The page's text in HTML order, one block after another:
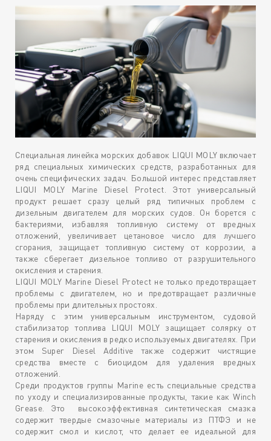
Специальная линейка морских добавок LIQUI MOLY включает
ряд специальных химических средств, разработанных для
очень специфических задач. Большой интерес представляет
LIQUI MOLY Marine Diesel Protect. Этот универсальный
продукт решает сразу целый ряд типичных проблем с
дизельным двигателем для морских судов. Он борется с
бактериями, избавляя топливную систему от вредных
отложений, увеличивает цетановое число для лучшего
сгорания, защищает топливную систему от коррозии, а
также сберегает дизельное топливо от разрушительного
окисления и старения.
LIQUI MOLY Marine Diesel Protect не только предотвращает
проблемы с двигателем, но и предотвращает различные
проблемы при длительных простоях.
Наряду с этим универсальным инструментом, судовой
стабилизатор топлива LIQUI MOLY защищает солярку от
старения и окисления в редко используемых двигателях. При
этом Super Diesel Additive также содержит чистящие
средства вместе с биоцидом для удаления вредных
отложений.
Среди продуктов группы Marine есть специальные средства
по уходу и специализированные продукты, такие как Winch
Grease. Это высокоэффективная синтетическая смазка
содержит твердые смазочные материалы из ПТФЭ и не
содержит смол и кислот, что делает ее идеальной для